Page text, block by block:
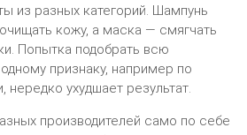
из разных категорий. Шампунь
кожу, а маска — смягчать
Попытка подобрать всю
признаку, например по
нередко ухудшает результат.
производителей само по себе